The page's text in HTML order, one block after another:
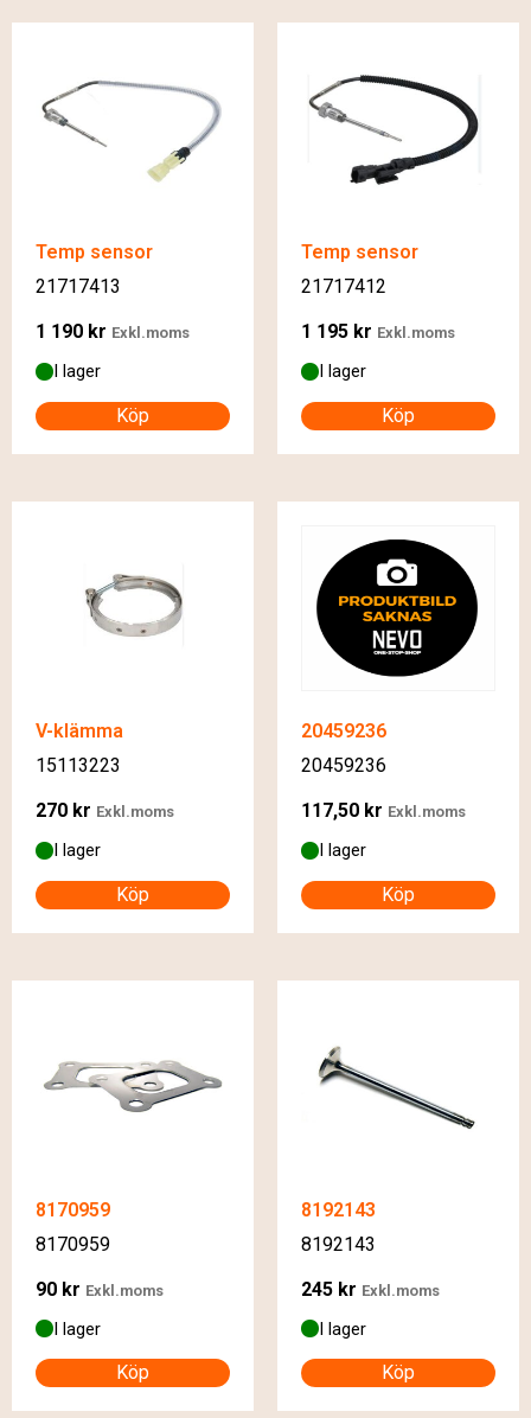
Temp sensor
21717413
1 190 kr Exkl.moms
I lager
Köp
Temp sensor
21717412
1 195 kr Exkl.moms
I lager
Köp
V-klämma
15113223
270 kr Exkl.moms
I lager
Köp
20459236
20459236
117,50 kr Exkl.moms
I lager
Köp
8170959
8170959
90 kr Exkl.moms
I lager
Köp
8192143
8192143
245 kr Exkl.moms
I lager
Köp